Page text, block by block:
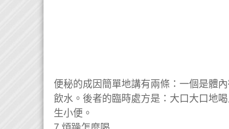
便秘的成因簡單地講有兩條：一個是體
飲水。後者的臨時處方是：大口大口地
生小便。